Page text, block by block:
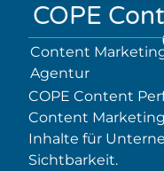
COPE
Content
Agentur
COPE Content
Content
Inhalte für
Sichtbarkeit.